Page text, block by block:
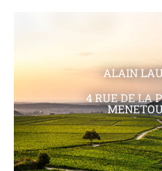
ALAIN
4 RUE DE LA